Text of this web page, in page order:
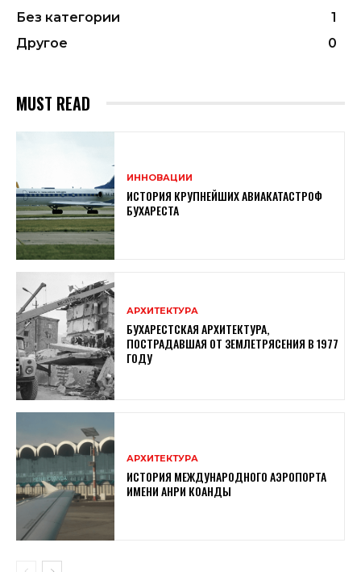
Без категории
1
Другое
0
MUST READ
ИННОВАЦИИ
ИСТОРИЯ КРУПНЕЙШИХ АВИАКАТАСТРОФ
БУХАРЕСТА
АРХИТЕКТУРА
БУХАРЕСТСКАЯ АРХИТЕКТУРА,
ПОСТРАДАВШАЯ ОТ ЗЕМЛЕТРЯСЕНИЯ В 1977
ГОДУ
АРХИТЕКТУРА
ИСТОРИЯ МЕЖДУНАРОДНОГО АЭРОПОРТА
ИМЕНИ АНРИ КОАНДЫ